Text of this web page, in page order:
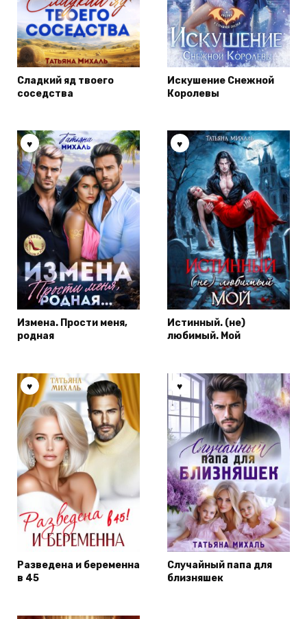
Сладкий яд твоего
соседства
Искушение Снежной
Королевы
Измена. Прости меня,
родная
Истинный. (не)
любимый. Мой
Разведена и беременна
в 45
Случайный папа для
близняшек